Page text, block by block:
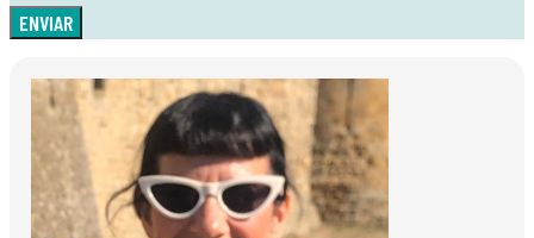
ENVIAR